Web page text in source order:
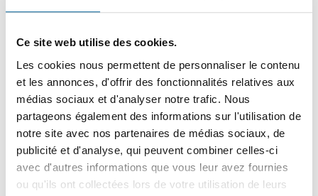
Ce site web utilise des cookies.
Les cookies nous permettent de personnaliser le contenu
et les annonces, d'offrir des fonctionnalités relatives aux
médias sociaux et d'analyser notre trafic. Nous
partageons également des informations sur l'utilisation de
notre site avec nos partenaires de médias sociaux, de
publicité et d'analyse, qui peuvent combiner celles-ci
avec d'autres informations que vous leur avez fournies
ou qu'ils ont collectées lors de votre utilisation de leurs
000-0000)
Montant du premier versement de l’année en cours
(incluant les cents, séparé par un point (.) Ex. : 765.35$)
Sélectionnez l’option de recevoir le prochain compte de
taxes électroniquement et vous ne recevrez plus de
compte de taxes « papier ». Un courriel vous sera plutôt
envoyé pour vous aviser de la disponibilité de votre
compte de taxes sur le portail Web Voilà!